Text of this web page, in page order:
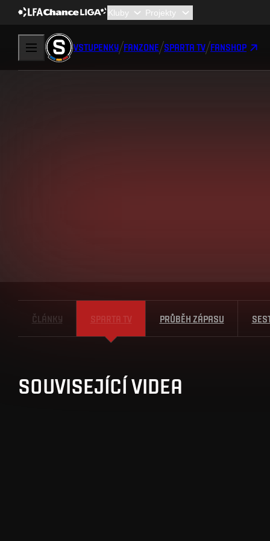
VSTUPENKY FANZONE SPARTA TV FANSHOP
ČLÁNKY SPARTA TV PRŮBĚH ZÁPASU
SOUVISEJÍCÍ VIDEA